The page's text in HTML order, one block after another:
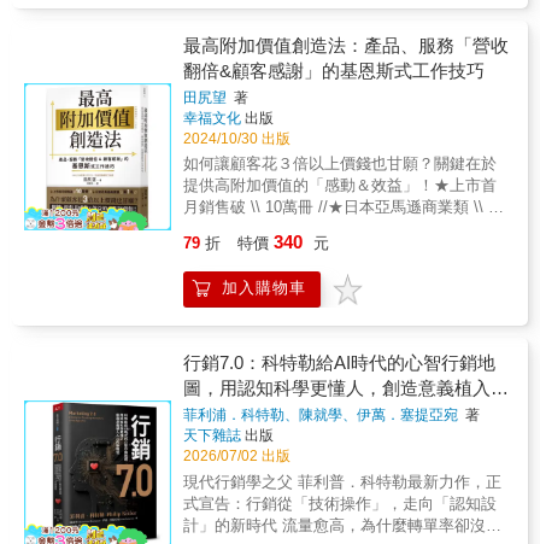
都成為各大產業經理人，被譽為「業務最重要
的伯樂」。在本書中，范大濃縮25年第一線銷
售經驗，提供有系統、可執行、能複製的具體
方法，帶你打造「破框、擴圈」的超級業務
力，讓你不再苦等客戶消息，從現在開始主導
成交！．量化、升高客戶的痛點，讓模糊的問
題轉變為迫切的需求。．你不必全能，但至少
要有一項別人無法抄襲與複製的能力。．引導
決策者的思路，把自己的規格寫進客戶的決策
標準。．真正的合作，往往不在會議室，而是
馬上想到可以從哪裡幫他找資源。．面對簽約
的最後一哩路，要能讓關鍵決策者點頭，當場
完成成交。．別把自己當成來拜託客戶的人，
是「幽默風趣、臨場反應快、飽讀詩書、出口
成章，但剛好在第一線帶兵打仗的業務總經
理」，你看到的特質從來不是天生的，而是他
後天刻意練習訓練來的。──謝文憲｜企業講
師．主持人．《極限銷售》作者真正好的老
師，不只是懂得多，而是能把複雜的東西，拆
解成一套別人看得懂、用得上的方法論。這件
事很難。因為你必須先把自己的經驗抽象化，
最高附加價值創造法：產品、服務「營收
翻倍&顧客感謝」的基恩斯式工作技巧
田尻望 著
幸福文化 出版
2024/10/30 出版
如何讓顧客花３倍以上價錢也甘願？關鍵在於
提供高附加價值的「感動＆效益」！★上市首
月銷售破 \\ 10萬冊 //★日本亞馬遜商業類 \\ 第
者 \\ 第1名 // 世界級企業──基恩斯
（KEYENCE）出身的作者，彙整出基恩斯式
關鍵技巧，適用所有工作人。精準抓住客戶潛
營業利益50％以上的自動化設備大廠「基恩
斯」（KEYENCE），以其獨特的「附加價
值」手法，讓客戶甘願掏出翻倍價錢買單。除
了製造，也培育出許多頂尖的開發及銷售人
才。 出身基恩斯的作者──田尻望，將其作法
及獨立創業後的經驗，彙整成一般企業及個人
都適用的技巧，助你迅速挖掘客戶潛在需求，
為產品或服務創造最高利潤。▍三個問題，判
斷你的產品或服務是否有價值✅ 能讓客戶決定
79 折 特價 340 元
加入購物車
行銷7.0：科特勒給AI時代的心智行銷地
圖，用認知科學更懂人，創造意義植入人
心的新路徑
菲利浦．科特勒、陳就學、伊萬．塞提亞宛 著
天下雜誌 出版
2026/07/02 出版
現代行銷學之父 菲利普．科特勒最新力作，正
式宣告：行銷從「技術操作」，走向「認知設
計」的新時代 流量愈高，為什麼轉單率卻沒有